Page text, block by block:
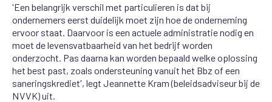
'Een belangrijk verschil met particulieren is dat bij
ondernemers eerst duidelijk moet zijn hoe de onderneming
ervoor staat. Daarvoor is een actuele administratie nodig en
moet de levensvatbaarheid van het bedrijf worden
onderzocht. Pas daarna kan worden bepaald welke oplossing
het best past, zoals ondersteuning vanuit het Bbz of een
saneringskrediet', legt Jeannette Kram (beleidsadviseur bij de
NVVK) uit.